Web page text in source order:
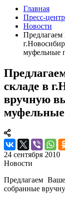
Главная
Пресс-центр
Новости
муфельные
складе в
вручную
24 сентября 2010
Новости
Предлагаем
собранные